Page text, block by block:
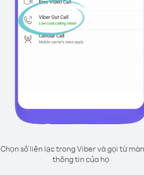
Chọn số liên lạc trong Viber và gọi từ
thông tin của họ